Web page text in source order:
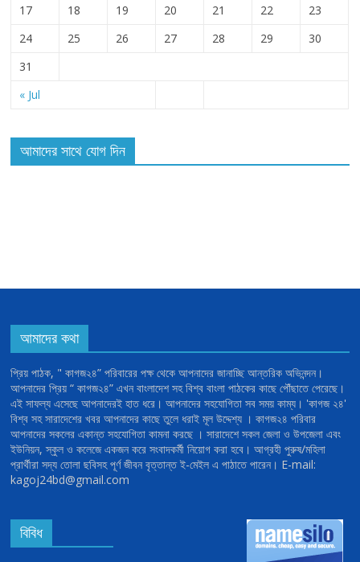
« Jul
17
18 19 20 21 22
23
24
25 26 27 28 29
30
31
আমাদের সাথে যোগ দিন
আমাদের কথা
প্রিয় পাঠক, " কাগজ২৪” পরিবারের পক্ষ থেকে আপনাদের জানাচ্ছি আন্তরিক অভিনন্দন।
আপনাদের প্রিয় “ কাগজ২৪” এখন বাংলাদেশ সহ বিশ্ব বাংলা পাঠকের কাছে পৌঁছাতে পেরেছে।
এই সাফল্য এসেছে আপনাদেরই হাত ধরে। আপনাদের সহযোগিতা সব সময় কাম্য। 'কাগজ ২৪'
বিশ্ব সহ সারাদেশের খবর আপনাদের কাছে তুলে ধরাই মূল উদ্দেশ্য । কাগজ২৪ পরিবার
আপনাদের সকলের একান্ত সহযোগিতা কামনা করছে । সারাদেশে সকল জেলা ও উপজেলা এবং
ইউনিয়ন, স্কুল ও কলেজে একজন করে সংবাদকর্মী নিয়োগ করা হবে। আগ্রহী পুরুষ/মহিলা
প্রার্থীরা সদ্য তোলা ছবিসহ পূর্ণ জীবন বৃত্তান্ত ই-মেইল এ পাঠাতে পারেন। E-mail:
kagoj24bd@gmail.com
বিবিধ